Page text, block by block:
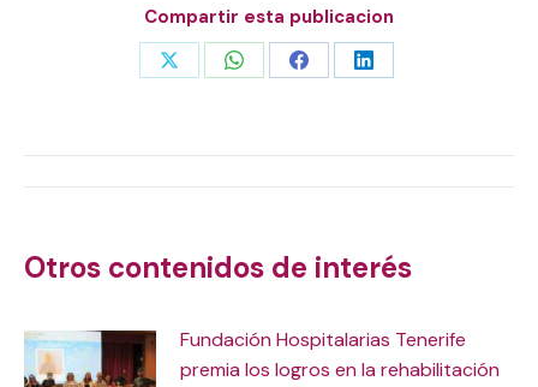
Compartir esta publicacion
Share Share Share Share
Otros contenidos de interés
Fundación Hospitalarias Tenerife
premia los logros en la rehabilitación